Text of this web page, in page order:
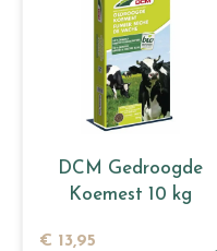
DCM Gedroogde
Koemest 10 kg
€ 13,95